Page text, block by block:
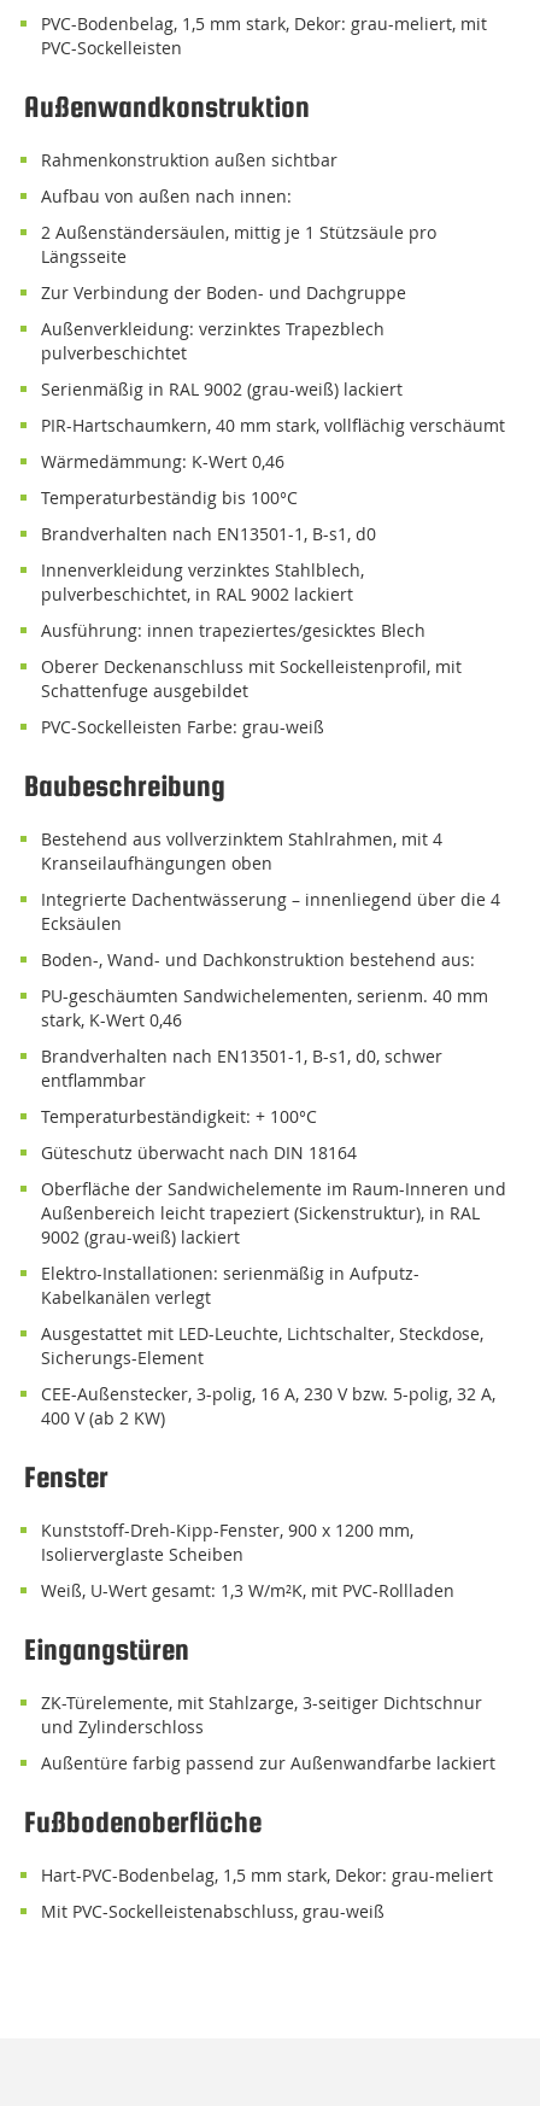
PVC-Bodenbelag, 1,5 mm stark, Dekor: grau-meliert, mit
PVC-Sockelleisten
Außenwandkonstruktion
Rahmenkonstruktion außen sichtbar
Aufbau von außen nach innen:
2 Außenständersäulen, mittig je 1 Stützsäule pro
Längsseite
zur Verbindung der Boden- und Dachgruppe
Außenverkleidung: verzinktes Trapezblech
pulverbeschichtet
serienmäßig in RAL 9002 (grau-weiß) lackiert
PIR-Hartschaumkern, 40 mm stark, vollflächig verschäumt
Wärmedämmung: K-Wert 0,46
temperaturbeständig bis 100°C
Brandverhalten nach EN13501-1, B-s1, d0
Innenverkleidung verzinktes Stahlblech,
pulverbeschichtet, in RAL 9002 lackiert
Ausführung: innen trapeziertes/gesicktes Blech
oberer Deckenanschluss mit Sockelleistenprofil, mit
Schattenfuge ausgebildet
PVC-Sockelleisten Farbe: grau-weiß
Baubeschreibung
bestehend aus vollverzinktem Stahlrahmen, mit 4
Kranseilaufhängungen oben
integrierte Dachentwässerung – innenliegend über die 4
Ecksäulen
Boden-, Wand- und Dachkonstruktion bestehend aus:
PU-geschäumten Sandwichelementen, serienm. 40 mm
stark, K-Wert 0,46
Brandverhalten nach EN13501-1, B-s1, d0, schwer
entflammbar
Temperaturbeständigkeit: + 100°C
Güteschutz überwacht nach DIN 18164
Oberfläche der Sandwichelemente im Raum-Inneren und
Außenbereich leicht trapeziert (Sickenstruktur), in RAL
9002 (grau-weiß) lackiert
Elektro-Installationen: serienmäßig in Aufputz-
Kabelkanälen verlegt
ausgestattet mit LED-Leuchte, Lichtschalter, Steckdose,
Sicherungs-Element
CEE-Außenstecker, 3-polig, 16 A, 230 V bzw. 5-polig, 32 A,
400 V (ab 2 KW)
Fenster
Kunststoff-Dreh-Kipp-Fenster, 900 x 1200 mm,
Isolierverglaste Scheiben
weiß, U-Wert gesamt: 1,3 W/m²K, mit PVC-Rollladen
Eingangstüren
ZK-Türelemente, mit Stahlzarge, 3-seitiger Dichtschnur
und Zylinderschloss
Außentüre farbig passend zur Außenwandfarbe lackiert
Fußbodenoberfläche
Hart-PVC-Bodenbelag, 1,5 mm stark, Dekor: grau-meliert
mit PVC-Sockelleistenabschluss, grau-weiß